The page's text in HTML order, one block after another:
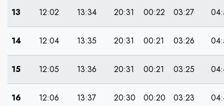
13 12:02 13:34 20:31 00:22 03:27
14 12:04 13:35 20:31 00:21 03:26
15 12:05 13:36 20:31 00:21 03:25
16 12:06 13:37 20:30 00:20 03:23